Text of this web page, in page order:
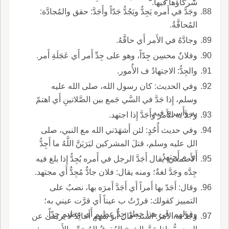
شركاؤها فيها.
وجَدَّ في أَمره يَجِدُّ ويَجُدُّ جَدّاً وأَجَدَّ: حقق والمُجادَّة:
المُحاقَّةُ.
وجادَّهُ في الأَمر أَي حاقَّهُ.
وفلانٌ محسِن جِدّاً، وهو على جِدِّ أَمر أَي عَجَلَةِ أَمر.
والجِدُّ: الاجتهادُ ف الأُمور.
وفي الحديث: كان رسول الله، صلى الله عليه
وسلم، إِذا جَدَّ في السَّي جَمع بين الصَّلاتينِ أَي اهتمّ
به وأَسرع فيه.
وجَدَّ به الأَمر وأَجَدَّ إِذا اجتهد.
وفي حديث أُحُدٍ: لئن أَشهَدَني الله مع النبي، صلى
الل عليه وسلم، قتلَ المشركين ليَرَيَنَّ اللَّهُ ما أَجِدُّ
أَي م أَجتهِدُ.
الأَصمعي: يقال أَجَدَّ الرجل في أَمره يُجِدُّ إِذا بلغ فيه
جِدَّه وجَدَّ لغةٌ؛ ومنه يقال: فلان جادٌّ مُجِدٌّ أَي مجتهد.
وقال: أَجَدّ بها أَمراً أَي أَجَدَّ أَمرَه بها، نصبٌ على
التمييز كقولك: قررْتُ ب عيناً أَي قرَّت عيني به؛
وقولهم: في هذا خطرٌ جِدُّ عظيمٍ أَي عظيم جِدّاً.
وجَدَّ به الأَمرُ: اشتد؛ قال أَبو سهم أَخالِدُ لا يَرضى عن